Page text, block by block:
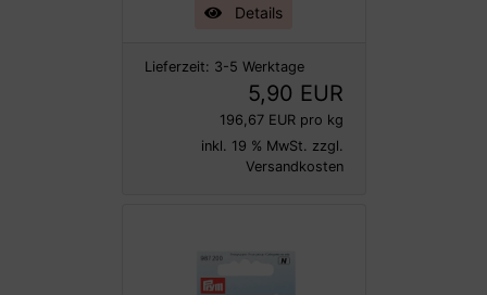
Details
Lieferzeit: 3-5 Werktage
5,90 EUR
196,67 EUR pro kg
inkl. 19 % MwSt. zzgl.
Versandkosten